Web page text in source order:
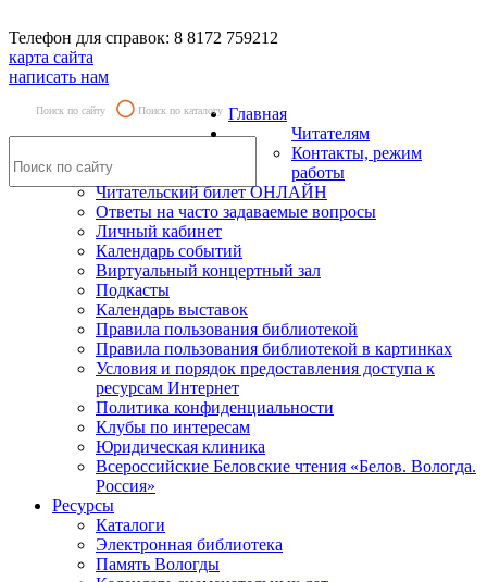
Телефон для справок: 8 8172 759212
карта сайта
написать нам
Поиск по сайту Поиск по каталогу Главная
Читателям
Контакты, режим
работы
Читательский билет ОНЛАЙН
Ответы на часто задаваемые вопросы
Личный кабинет
Календарь событий
Виртуальный концертный зал
Подкасты
Календарь выставок
Правила пользования библиотекой
Правила пользования библиотекой в картинках
Условия и порядок предоставления доступа к
ресурсам Интернет
Политика конфиденциальности
Клубы по интересам
Юридическая клиника
Всероссийские Беловские чтения «Белов. Вологда.
Россия»
Ресурсы
Каталоги
Электронная библиотека
Память Вологды